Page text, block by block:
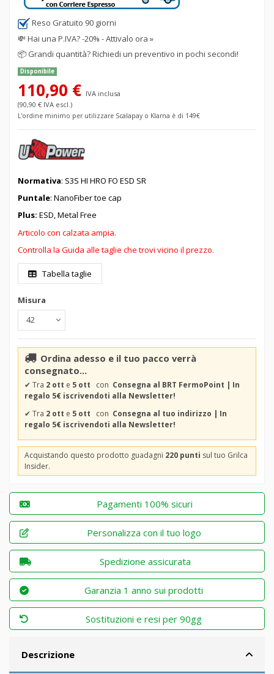
Reso Gratuito 90 giorni
💸Hai una P.IVA? -20% - Attivalo ora »
📦 Grandi quantità? Richiedi un preventivo in pochi secondi!
Disponibile
110,90 € IVA inclusa
(90,90 € IVA escl.)
L'ordine minimo per utilizzare Scalapay o Klarna è di 149€
Normativa: S3S HI HRO FO ESD SR
Puntale: NanoFiber toe cap
Plus: ESD, Metal Free
Articolo con calzata ampia.
Controlla la Guida alle taglie che trovi vicino il prezzo.
Tabella taglie
Misura
Ordina adesso e il tuo pacco verrà
consegnato...
✔ Tra 2 ott e 5 ott con Consegna al BRT FermoPoint | In
regalo 5€ iscrivendoti alla Newsletter!
✔ Tra 2 ott e 5 ott con Consegna al tuo indirizzo | In
regalo 5€ iscrivendoti alla Newsletter!
Acquistando questo prodotto guadagni 220 punti sul tuo Grilca
Insider.
Pagamenti 100% sicuri
Personalizza con il tuo logo
Spedizione assicurata
Garanzia 1 anno sui prodotti
Sostituzioni e resi per 90gg
Descrizione